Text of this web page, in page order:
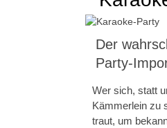
Der
Party-
Wer sich, statt
Kämmerlein zu
traut, um